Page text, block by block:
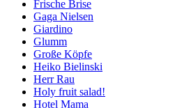
Frische Brise
Gaga Nielsen
Giardino
Glumm
Große Köpfe
Heiko Bielinski
Herr Rau
Holy fruit salad!
Hotel Mama